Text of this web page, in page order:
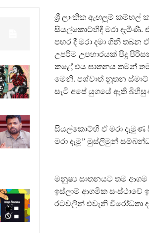
ශ්‍රී ලාංකික ඇඟලුම් කම්හල්
සියල්කොට්හිදී මරා දැමිණි.
පහර දී මරා දමා ගිනි
උපරිම උපහාරයක් පිදූ
කළේ එය ඝාතනය තමන්
මෙනි. පශ්චාත් නූතන
සැටි අපේ යුගයේ ඇති
සියල්කොට්හි ඒ මරා දැමුණ
මරා දැමූ” මුස්ලිමුන්
මනුෂ්‍ය ඝාතනයට තම
ඉස්ලාම් ආගමික
රටවලින් එවැනි විරෝධතා